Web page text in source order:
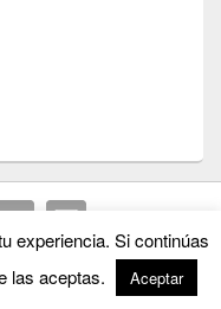
experiencia. Si continúas
las aceptas.
Aceptar